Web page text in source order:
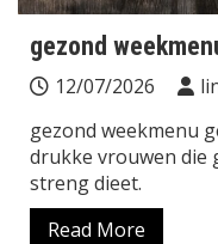
gezond
12/07/2026
gezond weekmenu
drukke vrouwen die
streng dieet.
Read More